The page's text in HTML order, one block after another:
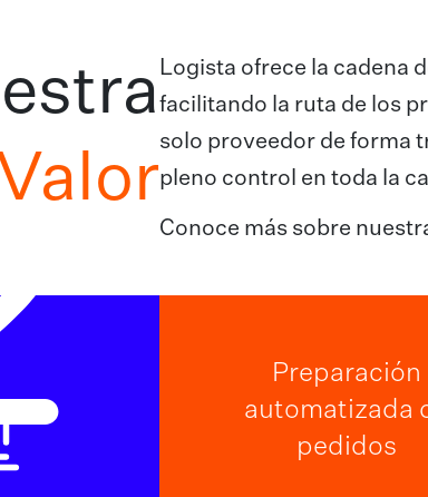
Logista ofrece la cadena
facilitando la ruta de los
solo proveedor de forma
pleno control en toda la
Conoce más sobre
Preparación
automatizada
pedidos